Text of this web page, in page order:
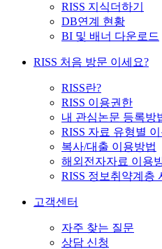
RISS 지식더하기
DB연계 현황
BI 및 배너 다운로드
RISS 처음 방문 이세요?
RISS란?
RISS 이용권한
내 관심논문 등록방
RISS 자료 유형별
복사/대출 이용방법
해외전자자료 이용
RISS 정보취약계층
고객센터
자주 찾는 질문
상담 신청